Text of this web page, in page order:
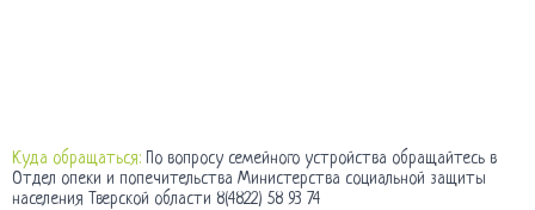
Куда обращаться: По вопросу семейного устройства обращайтесь в
Отдел опеки и попечительства Министерства социальной защиты
населения Тверской области 8(4822) 58 93 74